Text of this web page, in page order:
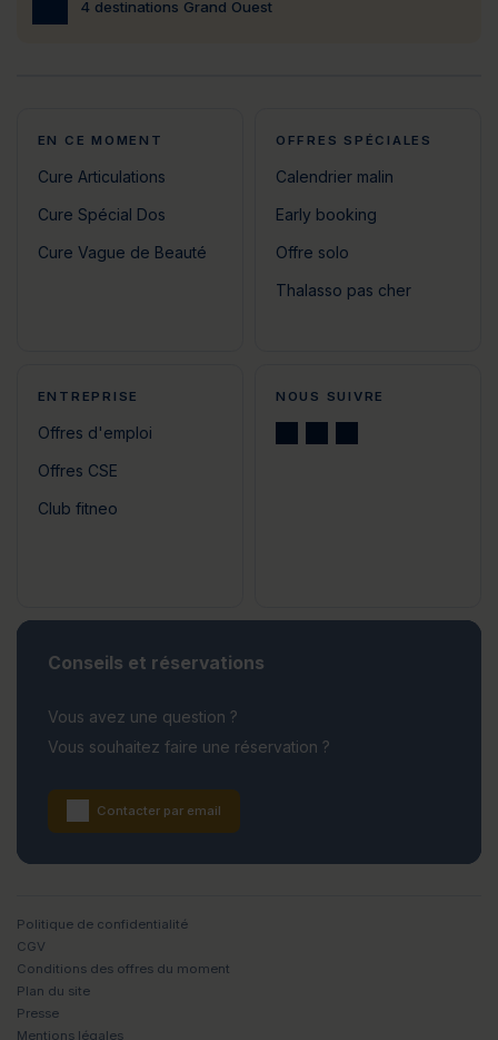
4 destinations Grand Ouest
EN CE MOMENT
Cure Articulations
Cure Spécial Dos
Cure Vague de Beauté
OFFRES SPÉCIALES
Calendrier malin
Early booking
Offre solo
Thalasso pas cher
ENTREPRISE
Offres d'emploi
Offres CSE
Club fitneo
NOUS SUIVRE
Conseils et réservations
Vous avez une question ?
Vous souhaitez faire une réservation ?
Contacter par email
Politique de confidentialité
CGV
Conditions des offres du moment
Plan du site
Presse
Mentions légales